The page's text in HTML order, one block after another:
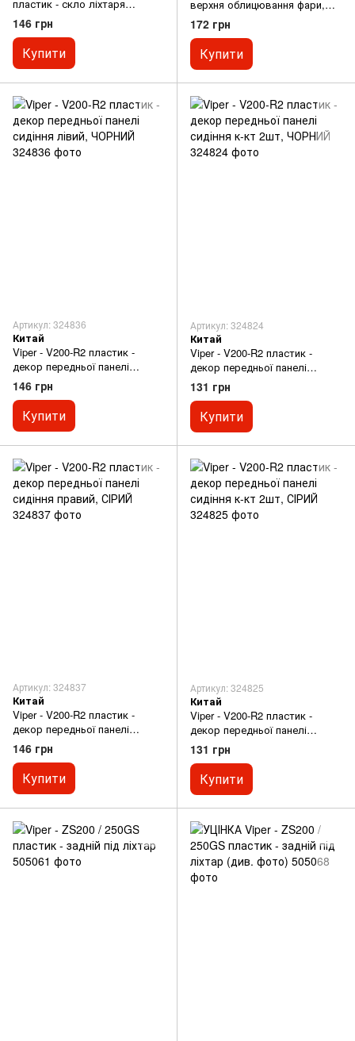
пластик - скло ліхтаря
заднього
146 грн
Купити
верхня облицювання фари,
ЧОРНИЙ
172 грн
Купити
Артикул: 324836
Китай
Viper - V200-R2 пластик -
декор передньої панелі
сидіння лівий, ЧОРНИЙ
146 грн
Купити
Артикул: 324824
Китай
Viper - V200-R2 пластик -
декор передньої панелі
сидіння к-кт 2шт, ЧОРНИЙ
131 грн
Купити
Артикул: 324837
Китай
Viper - V200-R2 пластик -
декор передньої панелі
сидіння правий, СІРИЙ
146 грн
Купити
Артикул: 324825
Китай
Viper - V200-R2 пластик -
декор передньої панелі
сидіння к-кт 2шт, СІРИЙ
131 грн
Купити